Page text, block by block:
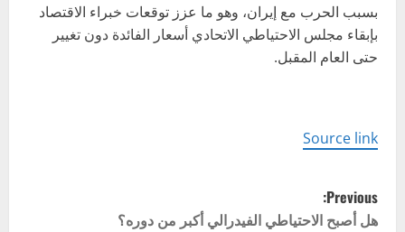
بسبب الحرب مع إيران، وهو ما عزز توقعات خبراء الاقتصاد
بإبقاء مجلس ​الاحتياطي الاتحادي أسعار الفائدة دون تغيير
حتى العام المقبل.
Source link
P
Previous:
هل أصبح الاحتياطي الفيدرالي أكبر من دوره؟